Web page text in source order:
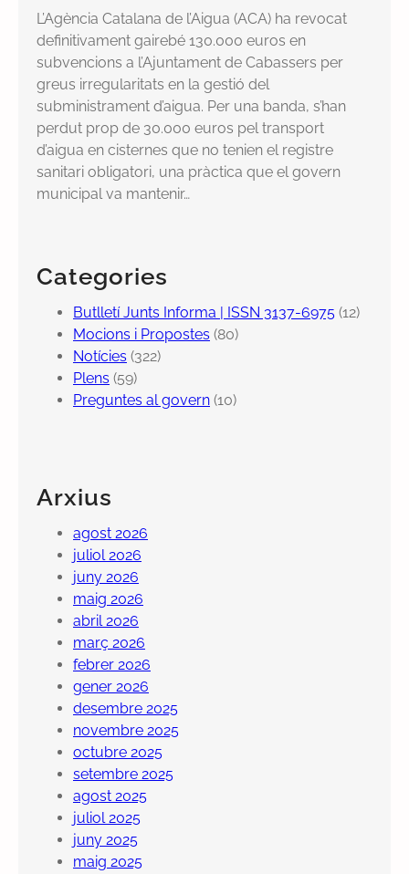
L’Agència Catalana de l’Aigua (ACA) ha revocat
definitivament gairebé 130.000 euros en
subvencions a l’Ajuntament de Cabassers per
greus irregularitats en la gestió del
subministrament d’aigua. Per una banda, s’han
perdut prop de 30.000 euros pel transport
d’aigua en cisternes que no tenien el registre
sanitari obligatori, una pràctica que el govern
municipal va mantenir…
Categories
Butlletí Junts Informa | ISSN 3137-6975 (12)
Mocions i Propostes (80)
Notícies (322)
Plens (59)
Preguntes al govern (10)
Arxius
agost 2026
juliol 2026
juny 2026
maig 2026
abril 2026
març 2026
febrer 2026
gener 2026
desembre 2025
novembre 2025
octubre 2025
setembre 2025
agost 2025
juliol 2025
juny 2025
maig 2025